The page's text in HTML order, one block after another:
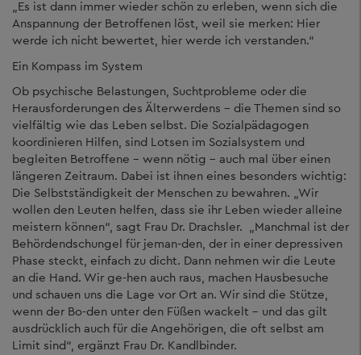
„Es ist dann immer wieder schön zu erleben, wenn sich die
Anspannung der Betroffenen löst, weil sie merken: Hier
werde ich nicht bewertet, hier werde ich verstanden.“
Ein Kompass im System
Ob psychische Belastungen, Suchtprobleme oder die
Herausforderungen des Älterwerdens – die Themen sind so
vielfältig wie das Leben selbst. Die Sozialpädagogen
koordinieren Hilfen, sind Lotsen im Sozialsystem und
begleiten Betroffene – wenn nötig – auch mal über einen
längeren Zeitraum. Dabei ist ihnen eines besonders wichtig:
Die Selbstständigkeit der Menschen zu bewahren. „Wir
wollen den Leuten helfen, dass sie ihr Leben wieder alleine
meistern können“, sagt Frau Dr. Drachsler. „Manchmal ist der
Behördendschungel für jeman-den, der in einer depressiven
Phase steckt, einfach zu dicht. Dann nehmen wir die Leute
an die Hand. Wir ge-hen auch raus, machen Hausbesuche
und schauen uns die Lage vor Ort an. Wir sind die Stütze,
wenn der Bo-den unter den Füßen wackelt – und das gilt
ausdrücklich auch für die Angehörigen, die oft selbst am
Limit sind“, ergänzt Frau Dr. Kandlbinder.